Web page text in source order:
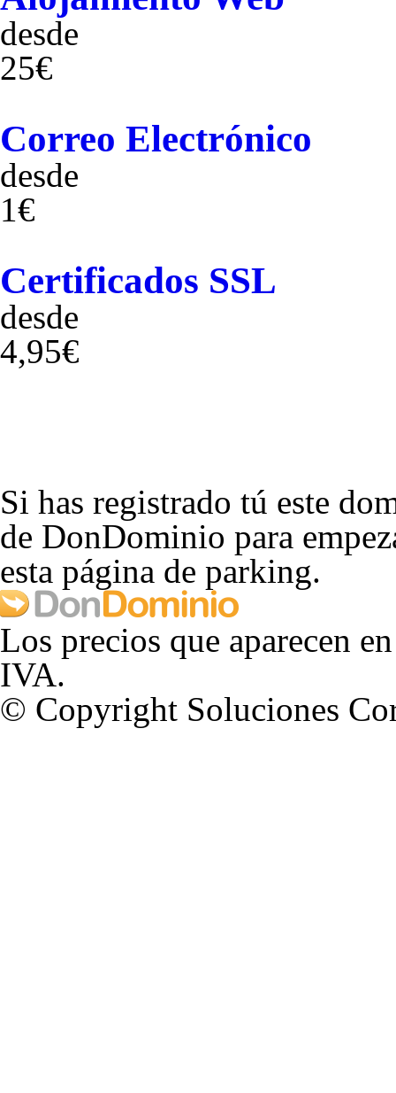
desde
25€
Correo Electrónico
desde
1€
Certificados SSL
desde
4,95€
Si has registrado tú este
de DonDominio para
esta página de parking.
Los precios que aparecen
IVA.
© Copyright Soluciones